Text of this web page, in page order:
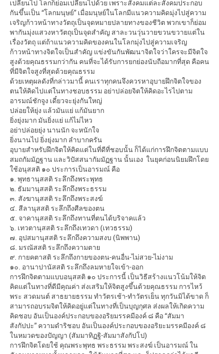
เปลี่ยนไป โลกก็ย่อมเปลี่ยนไปด้วย เพราะสังคมแต่ละสังคมประกอบ
กันขึ้นเป็น “โลกมนุษย์” เมื่อมนุษย์ในโลกมีแนวความคิดมุ่งไปสู่ความ
เจริญก้าวหน้าทางวัตถุเป็นจุดหมายปลายทางของชีวิต พวกเขาก็ย่อม
พากันมุ่งแสวงหาวัตถุเป็นจุดสำคัญ สาละวนวุ่นวายขวนขวายแต่ใน
เรื่องวัตถุ แต่ถ้าแนวความคิดของคนในโลกมุ่งไปสู่ความเจริญ
ก้าวหน้าทางจิตใจเป็นสำคัญ แข่งขันกันพัฒนาจิตใจว่าใครจะมีจิตใจ
สูงด้วยคุณธรรมกว่ากัน คนที่จะได้รับการยกย่องนับถือมากที่สุด คือคน
ที่มีจิตใจสูงที่สุดด้วยคุณธรรม
ด้วยเหตุผลดังที่กล่าวมานี้ คนเราทุกคนจึงควรหาอุบายฝึกจิตใจของ
ตนให้คิดไปแต่ในทางชอบธรรม อย่าปล่อยจิตให้คิดอะไรไปตาม
อารมณ์ชักจูง เดี๋ยวจะยุ่งกันใหญ่
ปล่อยให้ยุ่ง แล้วมันแย่ แก้มันยาก
ยิ่งยุ่งมาก มันยิ่งแย่ แก้ไม่ไหว
อย่าปล่อยยุ่ง นานนัก จะหนักใจ
ยิ่งนานไป ยิ่งยุ่งมาก ลำบากครัน
อุบายสำหรับฝึกจิตให้คิดแต่ในที่ดีที่ชอบนั้น ก็ได้แก่การฝึกจิตตามแบบ
สมถกัมมัฏฐาน และวิปัสสนากัมมัฏฐาน นั้นเอง ในยุคก่อนนิยมฝึกโดย
ใช้อนุสสติ ๑๐ ประการเป็นอารมณ์ คือ
๑. พุทธานุสสติ ระลึกถึงพระพุทธ
๒. ธัมมานุสสติ ระลึกถึงพระธรรม
๓. สังฆานุสสติ ระลึกถึงพระสงฆ์
๔. สีลานุสสติ ระลึกถึงศีลของตน
๕. จาคานุสสติ ระลึกถึงทานที่ตนได้บริจาคแล้ว
๖. เทวตานุสสติ ระลึกถึงเทวดา (เทวธรรม)
๗. อุปสมานุสสติ ระลึกถึงความสงบ (นิพพาน)
๘. มรณัสสติ ระลึกถึงความตาย
๙. กายคตาสติ ระลึกถึงกายของตน-คนอื่น-ไม่สวย-ไม่งาม
๑๐. อานาปานัสสติ ระลึกถึงลมหายใจเข้า-ออก
การฝึกจิตตามแบบอนุสสติ ๑๐ ประการนี้ เป็นวิธีสร้างแนวโน้มให้จิต
คิดแต่ในทางที่ดีมีคุณค่า ส่งเสริมให้จิตสูงขึ้นด้วยคุณธรรม การไหว้
พระ สวดมนต์ สาธยายธรรม ทำวัตรเช้า-ทำวัตรเย็น ทุกวันมิได้ขาด ก็
สามารถอบรมจิตให้คิดอยู่แต่ในทางที่เป็นบุญกุศล ส่งผลให้เกิดความ
คิดชอบ อันเป็นองค์ประกอบของอริยมรรคมีองค์ ๘ คือ “สัมมา
สังกัปปะ” ความดำริชอบ อันเป็นองค์ประกอบของอริยะมรรคมีองค์ ๘
ในหมวดของปัญญา (สัมมาทิฏฐิ-สัมมาสังกัปโป)
การฝึกจิตโดยใช้ คุณพระพุทธ พระธรรม พระสงฆ์ เป็นอารมณ์ ใน